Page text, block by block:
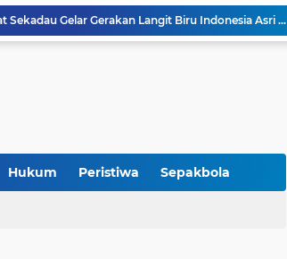
DPC Partai Demokrat Sekadau Gelar Gerakan Langit Biru Indonesia Asri di Gereja Agung Sekadau
Pemaparan Penerimaan PBG, DPMPTSP Sekadau Sampaikan Evaluasi Retribusi dan Pajak Daerah
Hukum Peristiwa Sepakbola